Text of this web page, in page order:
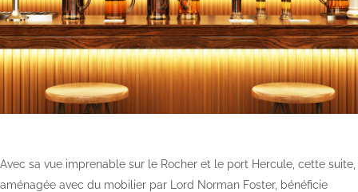
Avec sa vue imprenable sur le Rocher et le port Hercule, cette suite,
aménagée avec du mobilier par Lord Norman Foster, bénéficie